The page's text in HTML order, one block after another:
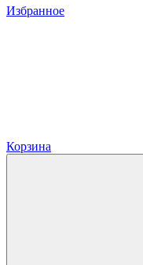
Избранное
Корзина